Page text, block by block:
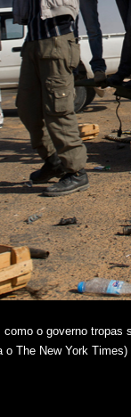
o governo
o The New York Times)